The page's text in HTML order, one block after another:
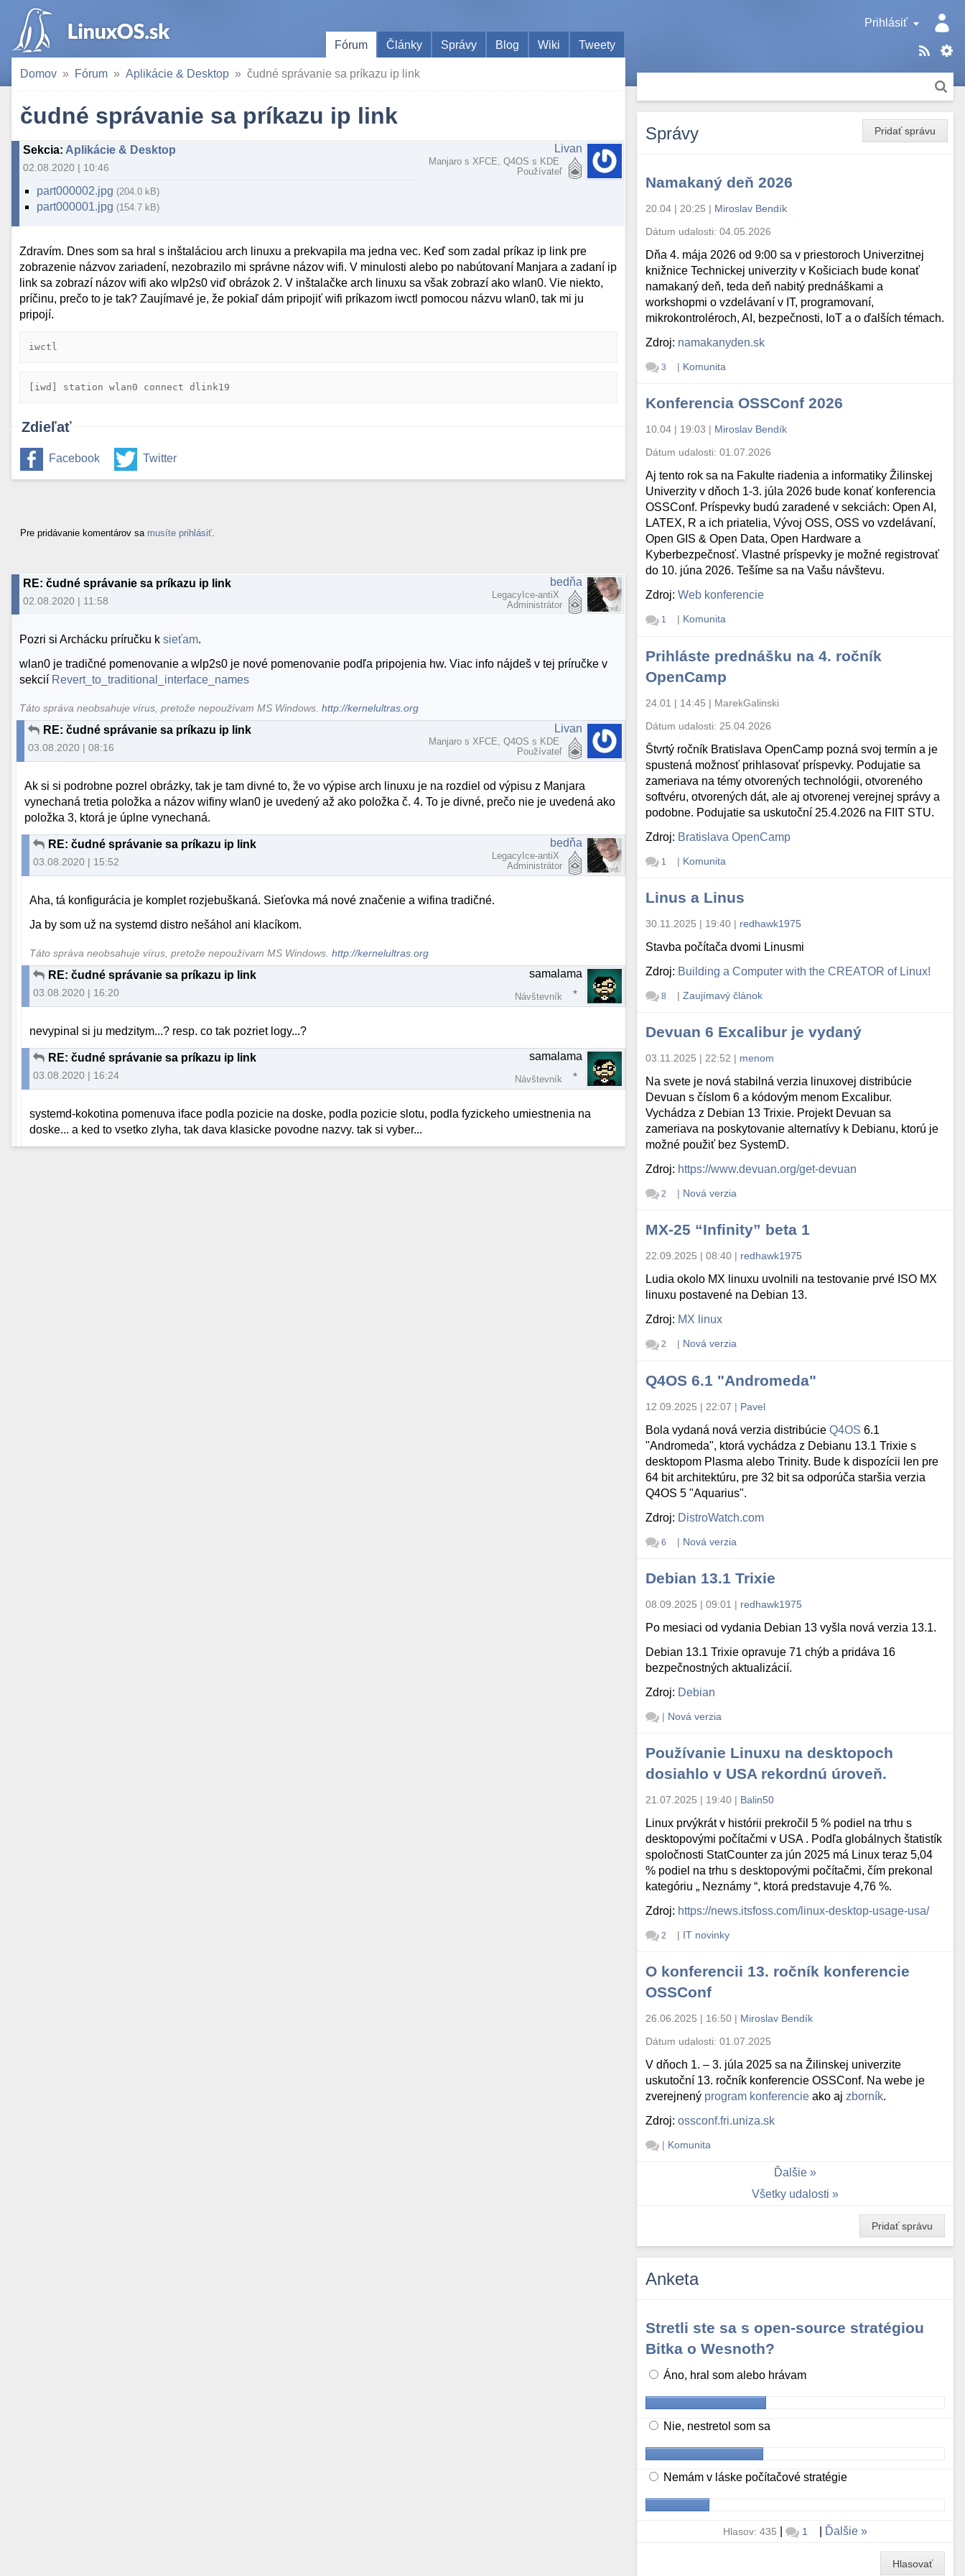
Prihlásiť
Fórum
Články Správy Blog Wiki Tweety
Domov Fórum Aplikácie & Desktop čudné správanie sa príkazu ip link
čudné správanie sa príkazu ip link
Sekcia: Aplikácie & Desktop
02.08.2020 | 10:46
Livan
Manjaro s XFCE, Q4OS s KDE
Používateľ
part000002.jpg (204.0 kB)
part000001.jpg (154.7 kB)
Zdravím. Dnes som sa hral s inštaláciou arch linuxu a prekvapila ma jedna vec. Keď som zadal príkaz ip link pre
zobrazenie názvov zariadení, nezobrazilo mi správne názov wifi. V minulosti alebo po nabútovaní Manjara a zadaní ip
link sa zobrazí názov wifi ako wlp2s0 viď obrázok 2. V inštalačke arch linuxu sa však zobrazí ako wlan0. Vie niekto,
príčinu, prečo to je tak? Zaujímavé je, že pokiaľ dám pripojiť wifi príkazom iwctl pomocou názvu wlan0, tak mi ju
pripojí.
iwctl
[iwd] station wlan0 connect dlink19
Zdieľať
Facebook Twitter
Pre pridávanie komentárov sa musíte prihlásiť
RE: čudné správanie sa príkazu ip link
02.08.2020 | 11:58
bedňa
LegacyIce-antiX
Administrátor
Pozri si Archácku príručku ksieťam.
wlan0 je tradičné pomenovanie a wlp2s0 je nové pomenovanie podľa pripojenia hw. Viac info nájdeš v tej príručke v
sekcií Revert_to_traditional_interface_names
Táto správa neobsahuje vírus, pretože nepoužívam MS Windows.http://kernelultras.org
RE: čudné správanie sa príkazu ip link
03.08.2020 | 08:16
Livan
Manjaro s XFCE, Q4OS s KDE
Používateľ
Ak si si podrobne pozrel obrázky, tak je tam divné to, že vo výpise arch linuxu je na rozdiel od výpisu z Manjara
vynechaná tretia položka a názov wifiny wlan0 je uvedený až ako položka č. 4. To je divné, prečo nie je uvedená ako
položka 3, ktorá je úplne vynechaná.
RE: čudné správanie sa príkazu ip link
03.08.2020 | 15:52
bedňa
LegacyIce-antiX
Administrátor
Aha, tá konfigurácia je komplet rozjebuškaná. Sieťovka má nové značenie a wifina tradičné.
Ja by som už na systemd distro nešáhol ani klacíkom.
Táto správa neobsahuje vírus, pretože nepoužívam MS Windows.http://kernelultras.org
RE: čudné správanie sa príkazu ip link
03.08.2020 | 16:20
samalama
Návštevník
nevypinal si ju medzitym...? resp. co tak pozriet logy...?
RE: čudné správanie sa príkazu ip link
03.08.2020 | 16:24
samalama
Návštevník
systemd-kokotina pomenuva iface podla pozicie na doske, podla pozicie slotu, podla fyzickeho umiestnenia na
doske... a ked to vsetko zlyha, tak dava klasicke povodne nazvy. tak si vyber...
Pridať správu
Správy
Namakaný deň 2026
20.04 | 20:25 | Miroslav Bendík
Dátum udalosti:04.05.2026
Dňa 4. mája 2026 od 9:00 sa v priestoroch Univerzitnej
knižnice Technickej univerzity v Košiciach bude konať
namakaný deň, teda deň nabitý prednáškami a
workshopmi o vzdelávaní v IT, programovaní,
mikrokontroléroch, AI, bezpečnosti, IoT a o ďalších témach.
Zdroj: namakanyden.sk
3 | Komunita
Konferencia OSSConf 2026
10.04 | 19:03 | Miroslav Bendík
Dátum udalosti:01.07.2026
Aj tento rok sa na Fakulte riadenia a informatiky Žilinskej
Univerzity v dňoch 1-3. júla 2026 bude konať konferencia
OSSConf. Príspevky budú zaradené v sekciách: Open AI,
LATEX, R a ich priatelia, Vývoj OSS, OSS vo vzdelávaní,
Open GIS & Open Data, Open Hardware a
Kyberbezpečnosť. Vlastné príspevky je možné registrovať
do 10. júna 2026. Tešíme sa na Vašu návštevu.
Zdroj:Web konferencie
1 | Komunita
Prihláste prednášku na 4. ročník
OpenCamp
24.01 | 14:45 | MarekGalinski
Dátum udalosti: 25.04.2026
Štvrtý ročník Bratislava OpenCamp pozná svoj termín a je
spustená možnosť prihlasovať príspevky. Podujatie sa
zameriava na témy otvorených technológii, otvoreného
softvéru, otvorených dát, ale aj otvorenej verejnej správy a
podobne. Podujatie sa uskutoční 25.4.2026 na FIIT STU.
Zdroj: Bratislava OpenCamp
1 | Komunita
Linus a Linus
30.11.2025 | 19:40 | redhawk1975
Stavba počítača dvomi Linusmi
Zdroj: Building a Computer with the CREATOR of Linux!
8 | Zaujímavý článok
Devuan 6 Excalibur je vydaný
03.11.2025 | 22:52 | menom
Na svete je nová stabilná verzia linuxovej distribúcie
Devuan s číslom 6 a kódovým menom Excalibur.
Vychádza z Debian 13 Trixie. Projekt Devuan sa
zameriava na poskytovanie alternatívy k Debianu, ktorú je
možné použiť bez SystemD.
Zdroj: https://www.devuan.org/get-devuan
2 | Nová verzia
MX-25 “Infinity” beta 1
22.09.2025 | 08:40 | redhawk1975
Ludia okolo MX linuxu uvolnili na testovanie prvé ISO MX
linuxu postavené na Debian 13.
Zdroj: MX linux
2 | Nová verzia
Q4OS 6.1 "Andromeda"
12.09.2025 | 22:07 | Pavel
Bola vydaná nová verzia distribúcieQ4OS 6.1
"Andromeda", ktorá vychádza z Debianu 13.1 Trixie s
desktopom Plasma alebo Trinity. Bude k dispozícii len pre
64 bit architektúru, pre 32 bit sa odporúča staršia verzia
Q4OS 5 "Aquarius".
Zdroj: DistroWatch.com
6 | Nová verzia
Debian 13.1 Trixie
08.09.2025 | 09:01 | redhawk1975
Po mesiaci od vydania Debian 13 vyšla nová verzia 13.1.
Debian 13.1 Trixie opravuje 71 chýb a pridáva 16
bezpečnostných aktualizácií.
Zdroj: Debian
| Nová verzia
Používanie Linuxu na desktopoch
dosiahlo v USA rekordnú úroveň.
21.07.2025 | 19:40 | Balin50
Linux prvýkrát v histórii prekročil 5 % podiel na trhu s
desktopovými počítačmi v USA . Podľa globálnych štatistík
spoločnosti StatCounter za jún 2025 má Linux teraz 5,04
% podiel na trhu s desktopovými počítačmi, čím prekonal
kategóriu „ Neznámy “, ktorá predstavuje 4,76 %.
Zdroj: https://news.itsfoss.com/linux-desktop-usage-usa/
2 | IT novinky
O konferencii 13. ročník konferencie
OSSConf
26.06.2025 | 16:50 | Miroslav Bendík
Dátum udalosti:01.07.2025
V dňoch 1. – 3. júla 2025 sa na Žilinskej univerzite
uskutoční 13. ročník konferencie OSSConf. Na webe je
zverejnený program konferencie ako aj zborník.
Zdroj:ossconf.fri.uniza.sk
| Komunita
Ďalšie
Všetky udalosti
Pridať správu
Anketa
Stretli ste sa s open-source stratégiou
Bitka o Wesnoth?
Áno, hral som alebo hrávam
Nie, nestretol som sa
Nemám v láske počítačové stratégie
Hlasov: 435 | 1 Ďalšie
Hlasovať